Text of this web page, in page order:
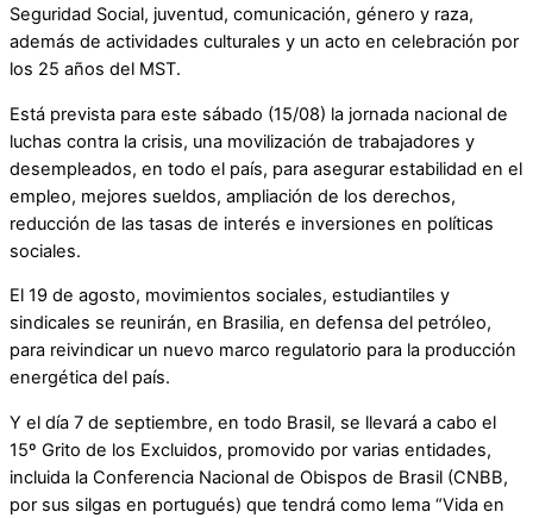
Seguridad Social, juventud, comunicación, género y raza,
además de actividades culturales y un acto en celebración por
los 25 años del MST.
Está prevista para este sábado (15/08) la jornada nacional de
luchas contra la crisis, una movilización de trabajadores y
desempleados, en todo el país, para asegurar estabilidad en el
empleo, mejores sueldos, ampliación de los derechos,
reducción de las tasas de interés e inversiones en políticas
sociales.
El 19 de agosto, movimientos sociales, estudiantiles y
sindicales se reunirán, en Brasilia, en defensa del petróleo,
para reivindicar un nuevo marco regulatorio para la producción
energética del país.
Y el día 7 de septiembre, en todo Brasil, se llevará a cabo el
15º Grito de los Excluidos, promovido por varias entidades,
incluida la Conferencia Nacional de Obispos de Brasil (CNBB,
por sus silgas en portugués) que tendrá como lema “Vida en